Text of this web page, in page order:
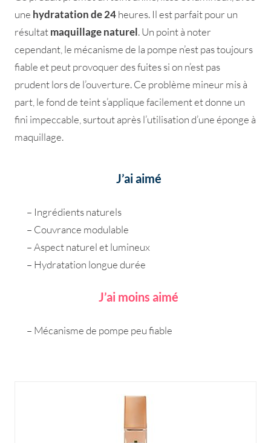
une hydratation de 24heures. Il est parfait pour un
résultatmaquillage naturel. Un point à noter
cependant, le mécanisme de la pompe n’est pas toujours
fiable et peut provoquer des fuites si on n’est pas
prudent lors de l’ouverture. Ce problème mineur mis à
part, le fond de teint s’applique facilement et donne un
fini impeccable, surtout après l’utilisation d’une éponge à
maquillage.
J’ai aimé
– Ingrédients naturels
– Couvrance modulable
– Aspect naturel et lumineux
– Hydratation longue durée
J’ai moins aimé
– Mécanisme de pompe peu fiable